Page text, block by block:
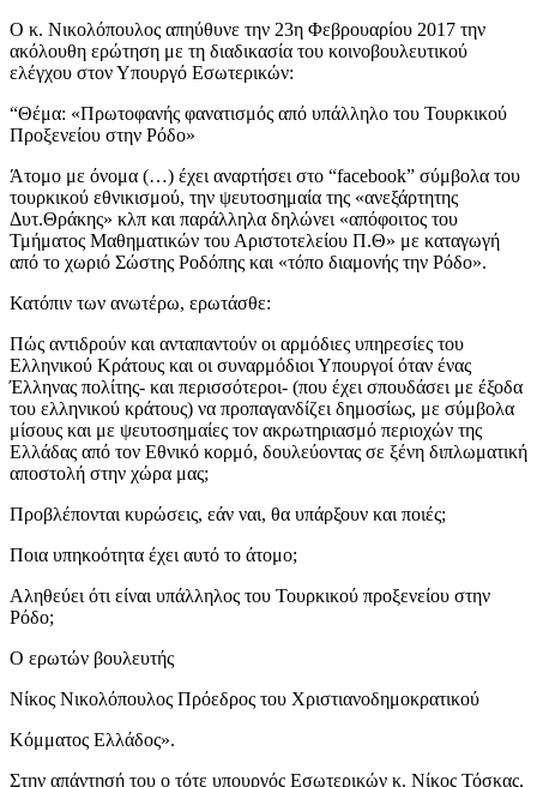
Ο κ. Νικολόπουλος απηύθυνε την 23η Φεβρουαρίου 2017 την
ακόλουθη ερώτηση με τη διαδικασία του κοινοβουλευτικού
ελέγχου στον Υπουργό Εσωτερικών:
“Θέμα: «Πρωτοφανής φανατισμός από υπάλληλο του Τουρκικού
Προξενείου στην Ρόδο»
Άτομο με όνομα (…) έχει αναρτήσει στο “facebook” σύμβολα του
τουρκικού εθνικισμού, την ψευτοσημαία της «ανεξάρτητης
Δυτ.Θράκης» κλπ και παράλληλα δηλώνει «απόφοιτος του
Τμήματος Μαθηματικών του Αριστοτελείου Π.Θ» με καταγωγή
από το χωριό Σώστης Ροδόπης και «τόπο διαμονής την Ρόδο».
Κατόπιν των ανωτέρω, ερωτάσθε:
Πώς αντιδρούν και ανταπαντούν οι αρμόδιες υπηρεσίες του
Ελληνικού Κράτους και οι συναρμόδιοι Υπουργοί όταν ένας
Έλληνας πολίτης- και περισσότεροι- (που έχει σπουδάσει με έξοδα
του ελληνικού κράτους) να προπαγανδίζει δημοσίως, με σύμβολα
μίσους και με ψευτοσημαίες τον ακρωτηριασμό περιοχών της
Ελλάδας από τον Εθνικό κορμό, δουλεύοντας σε ξένη διπλωματική
αποστολή στην χώρα μας;
Προβλέπονται κυρώσεις, εάν ναι, θα υπάρξουν και ποιές;
Ποια υπηκοότητα έχει αυτό το άτομο;
Αληθεύει ότι είναι υπάλληλος του Τουρκικού προξενείου στην
Ρόδο;
Ο ερωτών βουλευτής
Νίκος Νικολόπουλος Πρόεδρος του Χριστιανοδημοκρατικού
Κόμματος Ελλάδος».
Στην απάντησή του ο τότε υπουργός Εσωτερικών κ. Νίκος Τόσκας,